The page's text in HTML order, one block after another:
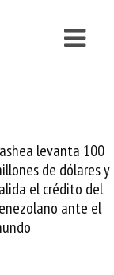
El buque
Sentinel
reparación
cable de